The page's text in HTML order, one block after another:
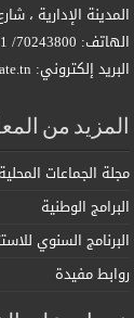
المدينة الإدارية ،
الهاتف: 70243800/ 70243801
البريد إلكتروني: contact@minal.state.tn
المزيد من
مجلة الجماعات المحلية
البرامج الوطنية
البرنامج السنوي
روابط مفيدة